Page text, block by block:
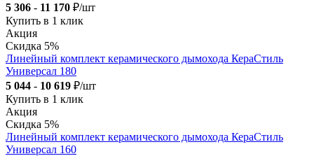
5 306 - 11 170 ₽/шт
Купить в 1 клик
Акция
Скидка 5%
Линейный комплект керамического дымохода КераСтиль
Универсал 180
5 044 - 10 619 ₽/шт
Купить в 1 клик
Акция
Скидка 5%
Линейный комплект керамического дымохода КераСтиль
Универсал 160